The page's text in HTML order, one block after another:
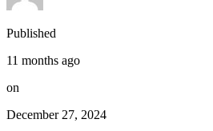
Published
11 months ago
on
December 27, 2024